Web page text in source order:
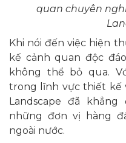
quan chuyên
Khi nói đến việc hiện
kế cảnh quan độc
không thể bỏ qua.
trong lĩnh vực thiết kế
Landscape đã
những đơn vị hàng
ngoài nước.